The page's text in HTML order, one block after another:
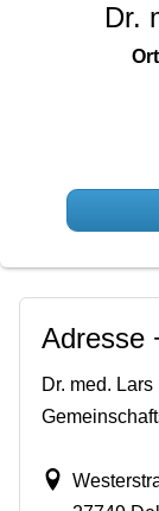
Dr.
Adresse
Dr. med.